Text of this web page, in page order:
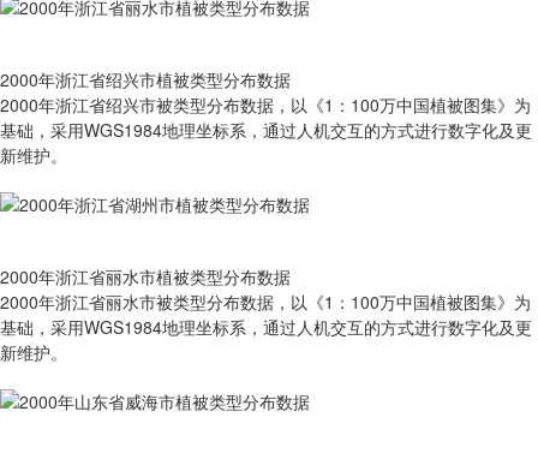
2000年浙江省绍兴市植被类型分布数据
2000年浙江省绍兴市被类型分布数据，以《1：100万中国植被图集》为
基础，采用WGS1984地理坐标系，通过人机交互的方式进行数字化及更
新维护。
2000年浙江省丽水市植被类型分布数据
2000年浙江省丽水市被类型分布数据，以《1：100万中国植被图集》为
基础，采用WGS1984地理坐标系，通过人机交互的方式进行数字化及更
新维护。